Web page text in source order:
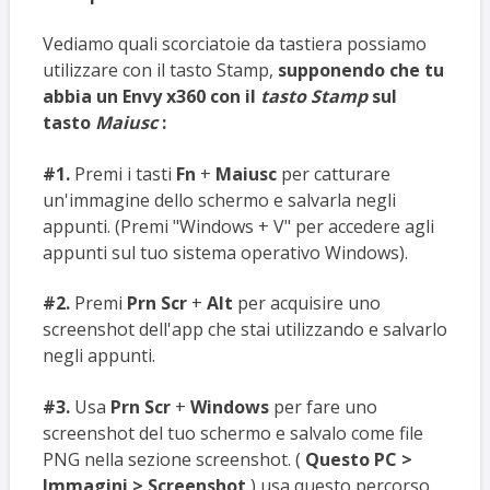
Vediamo quali scorciatoie da tastiera possiamo
utilizzare con il tasto Stamp, supponendo che tu
abbia un Envy x360 con il tasto Stampsul
tasto Maiusc:
#1.Premi i tasti Fn + Maiuscper catturare
un'immagine dello schermo e salvarla negli
appunti. (Premi "Windows + V" per accedere agli
appunti sul tuo sistema operativo Windows).
#2.Premi Prn Scr+ Alt per acquisire uno
screenshot dell'app che stai utilizzando e salvarlo
negli appunti.
#3.Usa Prn Scr+ Windowsper fare uno
screenshot del tuo schermo e salvalo come file
PNG nella sezione screenshot. ( Questo PC >